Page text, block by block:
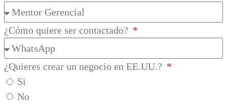
¿Cómo quiere ser contactado?
¿Quieres crear un negocio en EE.UU.?
Si
No